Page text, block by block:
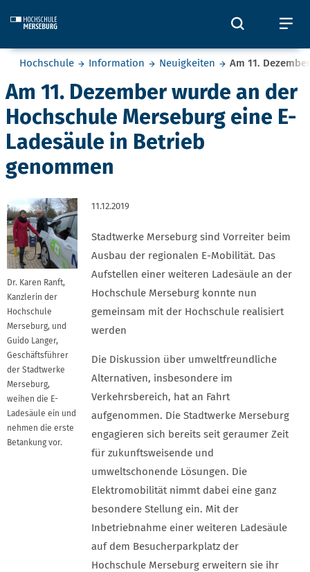
Öffnet
Sie befinden sich hier:
Hochschule Information Neuigkeiten Am 11.
Am 11. Dezember wurde an der
Hochschule Merseburg eine E-
Ladesäule in Betrieb
genommen
Dr. Karen Ranft,
Kanzlerin der
Hochschule
Merseburg, und
Guido Langer,
Geschäftsführer
der Stadtwerke
Merseburg,
weihen die E-
Ladesäule ein und
nehmen die erste
Betankung vor.
11.12.2019
Stadtwerke Merseburg sind Vorreiter beim
Ausbau der regionalen E-Mobilität. Das
Aufstellen einer weiteren Ladesäule an der
Hochschule Merseburg konnte nun
gemeinsam mit der Hochschule realisiert
werden
Die Diskussion über umweltfreundliche
Alternativen, insbesondere im
Verkehrsbereich, hat an Fahrt
aufgenommen. Die Stadtwerke Merseburg
engagieren sich bereits seit geraumer Zeit
für zukunftsweisende und
umweltschonende Lösungen. Die
Elektromobilität nimmt dabei eine ganz
besondere Stellung ein. Mit der
Inbetriebnahme einer weiteren Ladesäule
auf dem Besucherparkplatz der
Hochschule Merseburg erweitern sie ihr